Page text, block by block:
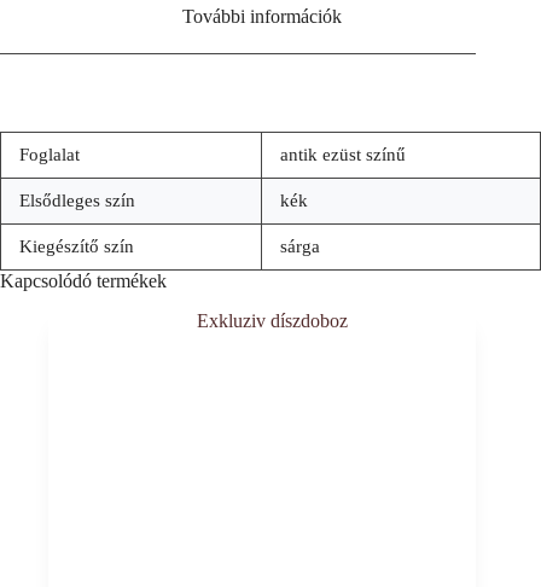
További információk
Foglalat antik ezüst színű
Elsődleges szín kék
Kiegészítő szín sárga
Kapcsolódó termékek